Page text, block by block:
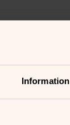
Information
Soppa,